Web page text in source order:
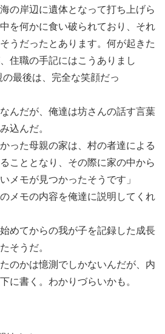
の岸辺に遺体となって打ち上げら
を何かに食い破られており、それ
うだったとあります。何が起きた
住職の手記にはこうありまし
の最後は、完全な笑顔だっ
んだが、俺達は坊さんの話す言葉
込んだ。
った母親の家は、村の者達による
こととなり、その際に家の中から
メモが見つかったそうです」
メモの内容を俺達に説明してくれ
めてからの我が子を記録した成長
そうだ。
のかは憶測でしかないんだが、内
に書く。わかりづらいかも。